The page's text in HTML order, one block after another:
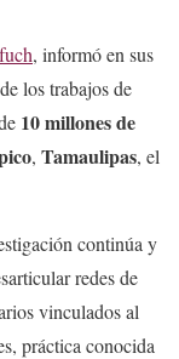
, informó en sus
los trabajos de
10 millones de
, Tamaulipas, el
continúa y
redes de
vinculados al
práctica conocida